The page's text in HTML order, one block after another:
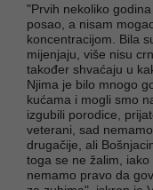
"Prvih nekoliko
posao, a nisam
koncentracijom. Bila
mijenjaju, više nisu
također shvaćaju u
Njima je bilo mnogo
kućama i mogli smo
izgubili porodice,
veterani, sad
drugačije, ali
toga se ne žalim,
nemamo pravo da